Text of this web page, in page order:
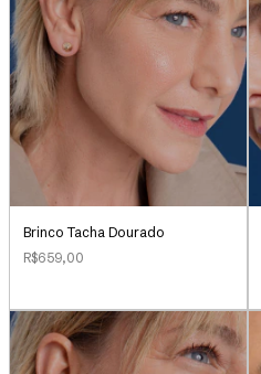
Brinco Tacha Dourado
R$659,00